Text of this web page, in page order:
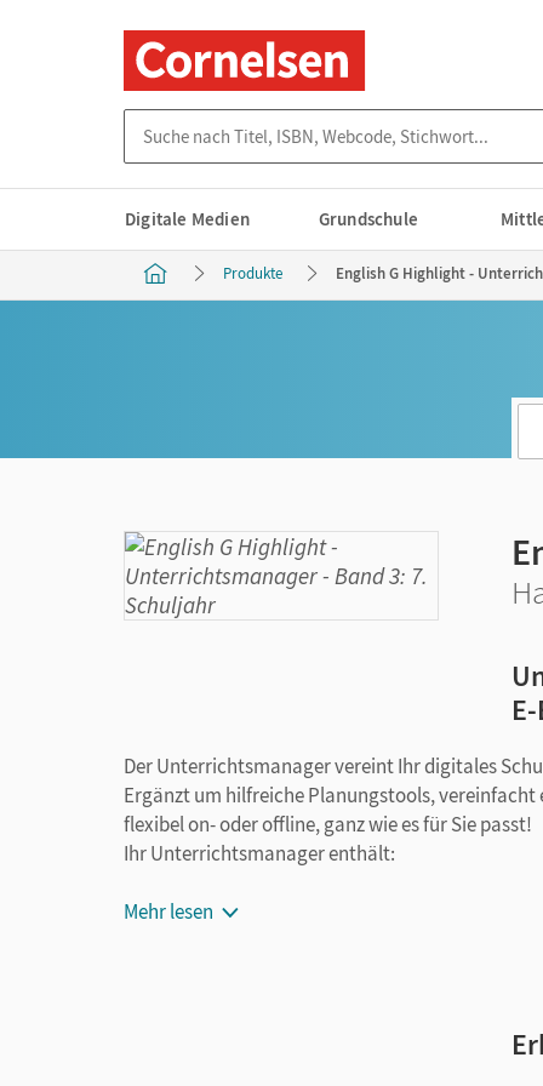
Digitale Medien Grundschule
Produkte English G Highlight -
Der Unterrichtsmanager vereint Ihr digitales
Ergänzt um hilfreiche Planungstools,
flexibel on- oder offline, ganz wie es für Sie passt!
Ihr Unterrichtsmanager enthält:
kapitelgenaue Materialanordnung
Workbook Lehrkräftefassung mit Audios
Mehr lesen